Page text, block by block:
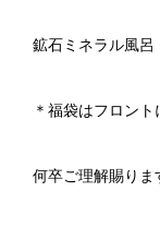
鉱石ミネラル風呂
＊福袋はフロント
何卒ご理解賜りま